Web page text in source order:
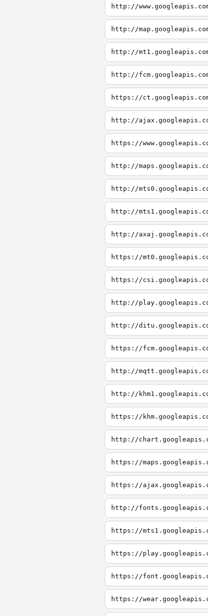
http://
http://
http://
http://
https://
http://
https://
http://
http://
http://
http://
https://
https://
http://
http://
https://
http://
http://
https://
http://
https://
https://
http://
https://
https://
https://
https://